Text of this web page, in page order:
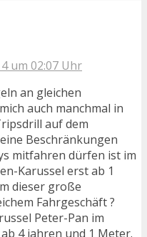
um 02:07 Uhr
an gleichen
auch manchmal in
auf dem
Beschränkungen
mitfahren dürfen ist im
Karussel erst ab 1
dieser große
Fahrgeschäft ?
Peter-Pan im
4 jahren und 1 Meter.